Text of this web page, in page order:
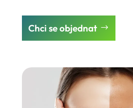
Chci se objednat